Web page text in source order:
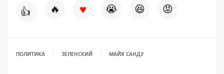
👍 🔥 ♥ 😭 😆 😡
ПОЛИТИКА ЗЕЛЕНСКИЙ МАЙЯ САНДУ